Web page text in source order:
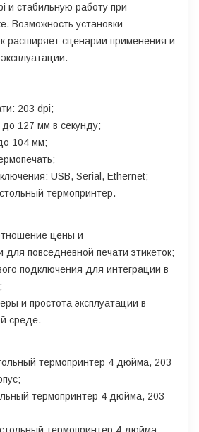
и стабильную работу при
Возможность установки
расширяет сценарии применения и
203 dpi;
до 127 мм в секунду;
104 мм;
USB, Serial, Ethernet;
термопринтер.
цены и
для повседневной печати этикеток;
подключения для интеграции в
и простота эксплуатации в
среде.
термопринтер 4 дюйма, 203
термопринтер 4 дюйма, 203